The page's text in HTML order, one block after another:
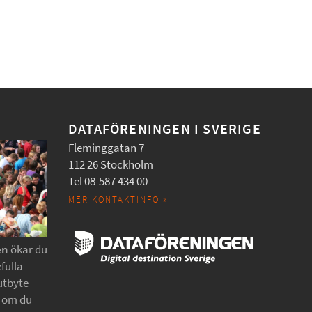
ökar du
du
DATAFÖRENINGEN I SVERIGE
Fleminggatan 7
112 26 Stockholm
Tel 08-587 434 00
MER KONTAKTINFO »